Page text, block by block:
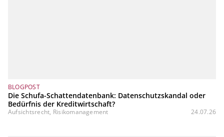
BLOGPOST
Die Schufa-Schattendatenbank: Datenschutzskandal oder
Bedürfnis der Kreditwirtschaft?
Aufsichtsrecht, Risikomanagement 24.07.26